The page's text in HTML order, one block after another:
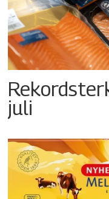
juli